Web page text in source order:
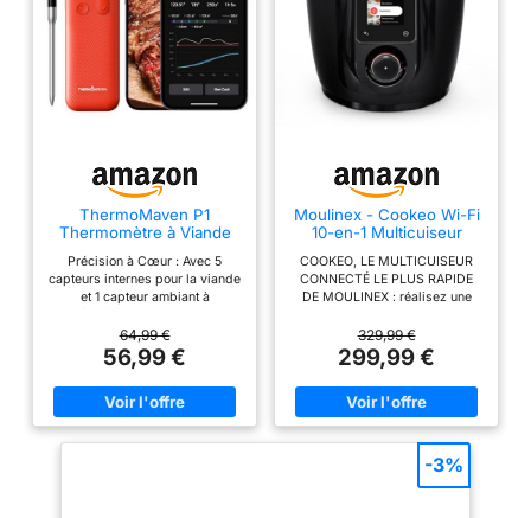
ThermoMaven P1
Thermomètre à Viande
Cuisson Connectée
Précision à Cœur : Avec 5
capteurs internes pour la viande
et 1 capteur ambiant à
ThermoMaven P1 mesure la
température à cœur de 0 à 105
°C et la température ambiante
jusqu’à 400 °C. Sa précision
certifiée NIST de ±0,3 °C aide à
mieux maîtriser la cuisson du
rôti de bœuf, de la dinde, du
64,99 €
56,99 €
Moulinex - Cookeo Wi-Fi
10-en-1 Multicuiseur
COOKEO, LE MULTICUISEUR
CONNECTÉ LE PLUS RAPIDE
DE MOULINEX : réalisez une
plus de 100 recettes express
prêtes en moins de 15 minutes
grâce à Cookeo, le multicuiseur
idéal pour cuire sous pression,
à la vapeur, mijoter et bien plus
encore UN MAXIMUM
D’INSPIRATION : accédez à des
milliers de recettes directement
depuis l'écran de votre Cookeo.
Choisissez vos recettes en
329,99 €
299,99 €
-3%